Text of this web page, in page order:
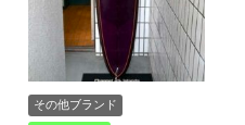
その他ブランド